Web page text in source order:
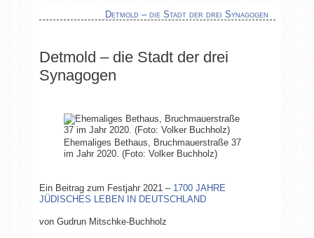
Detmold – die Stadt der drei Synagogen
Detmold – die Stadt der drei
Synagogen
Ehemaliges Bethaus, Bruchmauerstraße 37
im Jahr 2020. (Foto: Volker Buchholz)
Ein Beitrag zum Festjahr 2021 – 1700 JAHRE
JÜDISCHES LEBEN IN DEUTSCHLAND
von Gudrun Mitschke-Buchholz